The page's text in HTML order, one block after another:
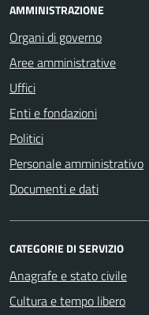
AMMINISTRAZIONE
Organi di governo
Aree amministrative
Uffici
Enti e fondazioni
Politici
Personale amministrativo
Documenti e dati
CATEGORIE DI SERVIZIO
Anagrafe e stato civile
Cultura e tempo libero